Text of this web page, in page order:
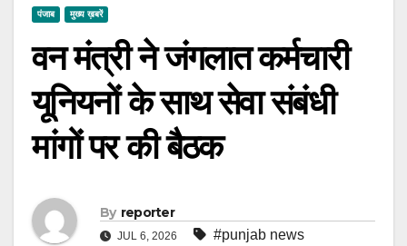
पंजाब मुख्य ख़बरें
वन मंत्री ने जंगलात कर्मचारी
यूनियनों के साथ सेवा संबंधी
मांगों पर की बैठक
By reporter
JUL 6, 2026 #punjab news